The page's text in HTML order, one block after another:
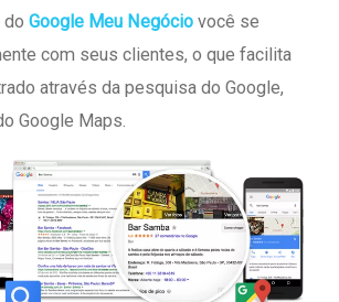
do Google Meu Negócio você se
com seus clientes, o que facilita
através da pesquisa do Google,
Google Maps.